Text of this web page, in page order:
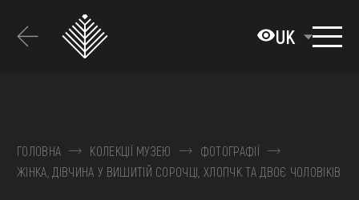
основного
UK
КОЛЕКЦІЇ
ВИСТАВКИ ТА ПОДІЇ
ГОЛОВНА КОЛЕКЦІЇ МУЗЕЮ
ФОТОГРАФІЇ
ЖІНКА, ДІВЧИНА У ВИШИТІЙ СОРОЧЦІ, ХЛОПЧК ТА ДВОЄ ЧОЛОВІКІВ